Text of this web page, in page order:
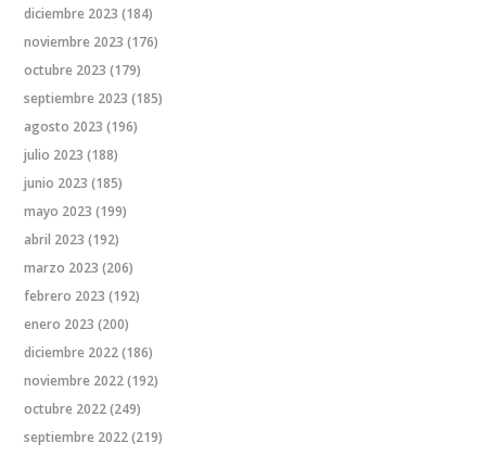
diciembre 2023 (184)
noviembre 2023 (176)
octubre 2023 (179)
septiembre 2023 (185)
agosto 2023 (196)
julio 2023 (188)
junio 2023 (185)
mayo 2023 (199)
abril 2023 (192)
marzo 2023 (206)
febrero 2023 (192)
enero 2023 (200)
diciembre 2022(186)
noviembre 2022(192)
octubre 2022(249)
septiembre 2022(219)